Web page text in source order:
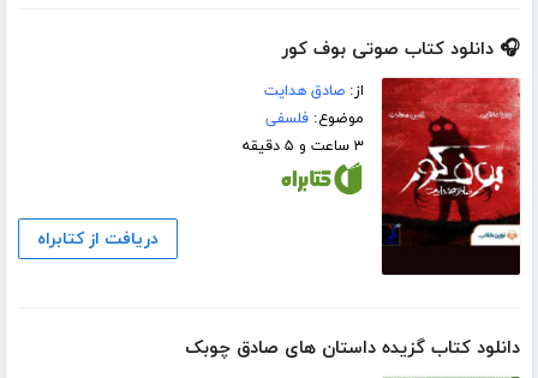
🎧 دانلود کتاب صوتی بوف کور
از:صادق هدایت
موضوع:فلسفی
۳ ساعت و ۵ دقیقه
دریافت از کتابراه
دانلود کتاب گزیده داستان های صادق چوبک